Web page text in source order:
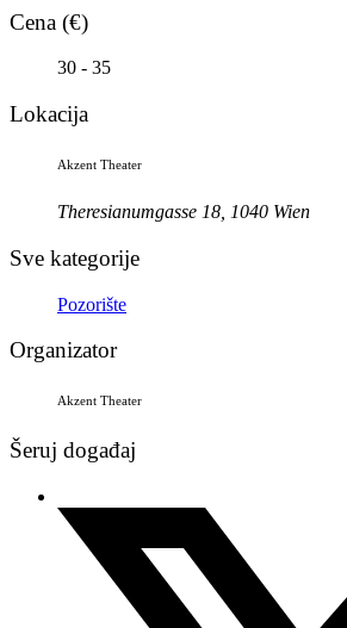
Cena (€)
30 - 35
Lokacija
Akzent Theater
Theresianumgasse 18, 1040 Wien
Sve kategorije
Pozorište
Organizator
Akzent Theater
Šeruj događaj